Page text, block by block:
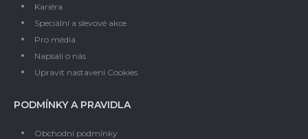
Kariéra
Speciální a slevové akce
Pro média
Napsali o nás
Upravit nastavení Cookies
PODMÍNKY A PRAVIDLA
Obchodní podmínky